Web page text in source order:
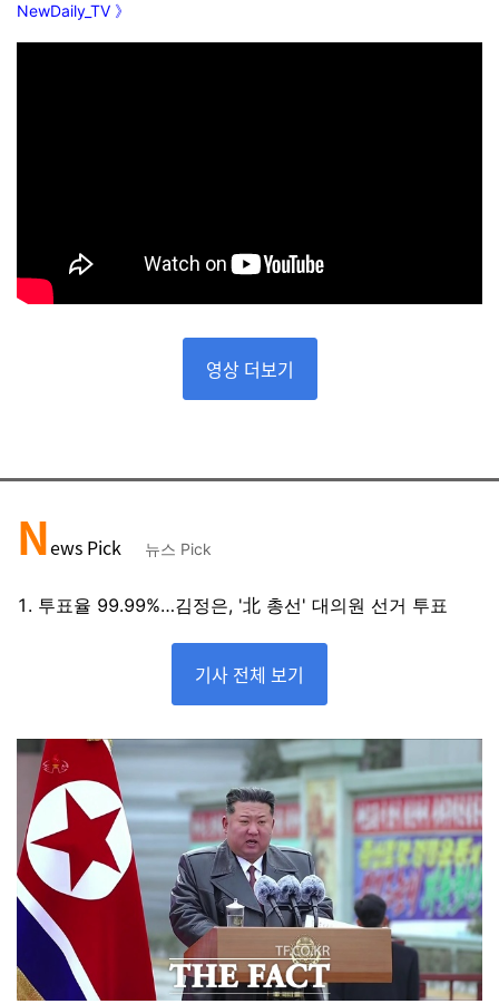
NewDaily_TV 》
영상 더보기
News Pick 뉴스 Pick
1. 투표율 99.99%…김정은, '北 총선' 대의원 선거 투표
기사 전체 보기